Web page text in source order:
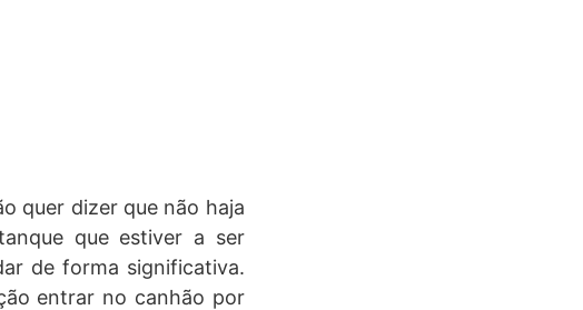
quer dizer que não haja
que estiver a ser
de forma significativa.
entrar no canhão por